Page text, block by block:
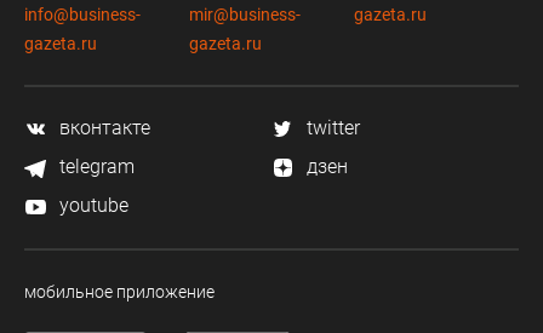
info@business-
gazeta.ru
mir@business-
gazeta.ru
gazeta.ru
вконтакте
twitter
telegram
дзен
youtube
мобильное приложение